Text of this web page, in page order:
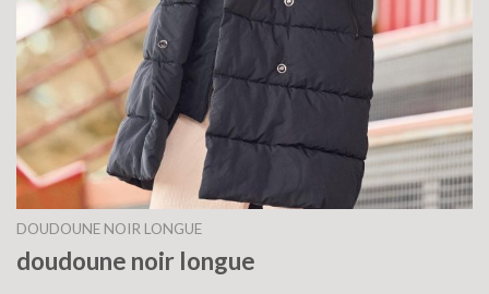
DOUDOUNE NOIR LONGUE
doudoune noir longue